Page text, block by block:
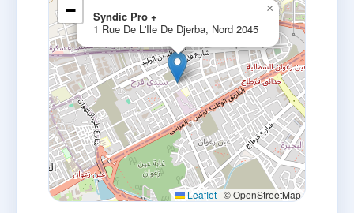
Syndic Pro +
1 Rue De L'Ile De Djerba, Nord 2045
×
−
Leaflet | © OpenStreetMap